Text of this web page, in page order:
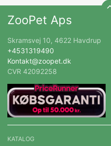
ZooPet Aps
Skramsvej 10, 4622 Havdrup
+4531319490
Kontakt@zoopet.dk
CVR 42092258
KATALOG